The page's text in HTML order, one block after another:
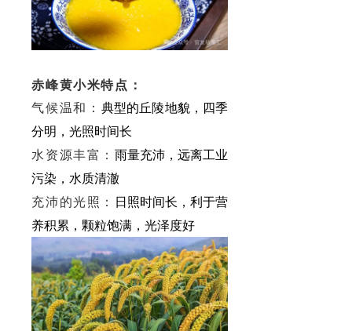
赤峰黄小米特点：
气候温和： 典型的丘陵地貌，四季
分明，光照时间长
水资源丰富： 雨量充沛，远离工业
污染，水质清澈
充沛的光照： 日照时间长，利于营
养积累，颗粒饱满，光泽度好